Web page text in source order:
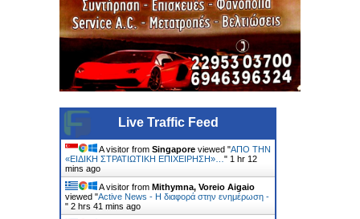
Live Traffic Feed
A visitor from Singapore viewed "ΑΠΟ ΤΗΝ
«ΕΙΔΙΚΗ ΣΤΡΑΤΙΩΤΙΚΗ ΕΠΙΧΕΙΡΗΣΗ»… " 1 hr 12
mins ago
A visitor from Mithymna, Voreio Aigaio
viewed "Active News - Η διαφορά στην ενημέρωση -
" 2 hrs 41 mins ago